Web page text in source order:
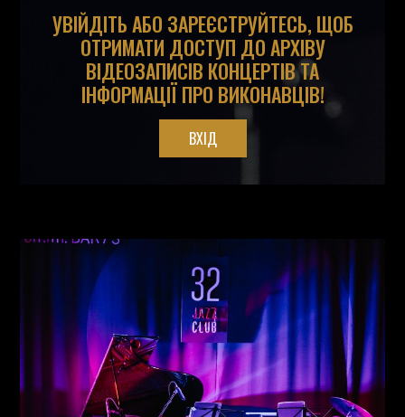
УВІЙДІТЬ АБО ЗАРЕЄСТРУЙТЕСЬ, ЩОБ
ОТРИМАТИ ДОСТУП ДО АРХІВУ
ВІДЕОЗАПИСІВ КОНЦЕРТІВ ТА
ІНФОРМАЦІЇ ПРО ВИКОНАВЦІВ!
ВХІД